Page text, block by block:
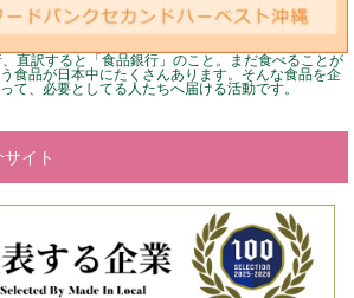
直訳すると「食品銀行」のこと。まだ食べることが
食品が日本中にたくさんあります。そんな食品を企
て、必要としてる人たちへ届ける活動です。
イト